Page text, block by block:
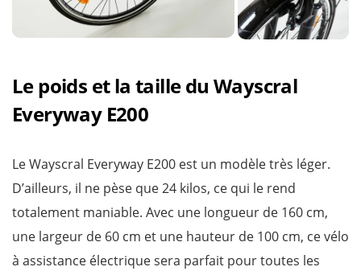
Le poids et la taille du Wayscral
Everyway E200
Le Wayscral Everyway E200 est un modèle très léger.
D’ailleurs, il ne pèse que 24 kilos, ce qui le rend
totalement maniable. Avec une longueur de 160 cm,
une largeur de 60 cm et une hauteur de 100 cm, ce vélo
à assistance électrique sera parfait pour toutes les